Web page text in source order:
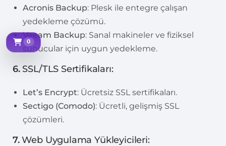
0
Sepetim
Acronis Backup: Plesk ile entegre çalışan
yedekleme çözümü.
Veeam Backup: Sanal makineler ve fiziksel
sunucular için uygun yedekleme.
6. SSL/TLS Sertifikaları:
Let’s Encrypt: Ücretsiz SSL sertifikaları.
Sectigo (Comodo): Ücretli, gelişmiş SSL
çözümleri.
7.Web Uygulama Yükleyicileri: